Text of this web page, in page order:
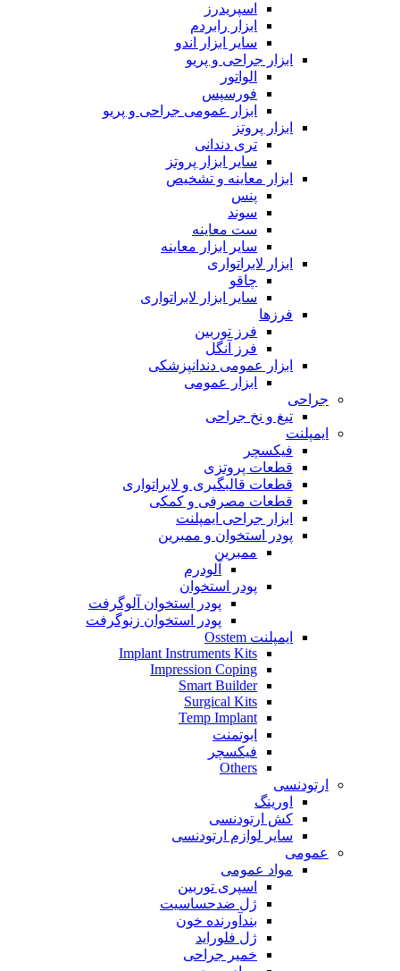
اسپریدرز
ابزار رابردم
سایر ابزار اندو
ابزار جراحی و پریو
الواتور
فورسپس
ابزار عمومی جراحی و پریو
ابزار پروتز
تری دندانی
سایر ابزار پروتز
ابزار معاینه و تشخیص
پنس
سوند
ست معاینه
سایر ابزار معاینه
ابزار لابراتواری
چاقو
سایر ابزار لابراتواری
فرزها
فرز توربین
فرز آنگل
ابزار عمومی دندانپزشکی
ابزار عمومی
جراحی
تیغ و نخ جراحی
ایمپلنت
فیکسچر
قطعات پروتزی
قطعات قالبگیری و لابراتواری
قطعات مصرفی و کمکی
ابزار جراحی ایمپلنت
پودر استخوان و ممبرین
ممبرین
آلودرم
پودر استخوان
پودر استخوان آلوگرفت
پودر استخوان زنوگرفت
ایمپلنت Osstem
Implant Instruments Kits
Impression Coping
Smart Builder
Surgical Kits
Temp Implant
ابوتمنت
فیکسچر
Others
ارتودنسی
اورینگ
کش ارتودنسی
سایر لوازم ارتودنسی
عمومی
مواد عمومی
اسپری توربین
ژل ضدحساسیت
بندآورنده خون
ژل فلوراید
خمیر جراحی